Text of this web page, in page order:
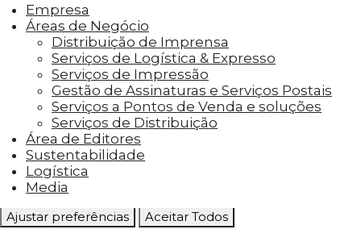
funcionalidades, como compartilhar o
conteúdo do site em plataformas de social
media, coletar feedbacks e outros recursos de
terceiros.
Cookies Marketing
Os cookies de marketing são usados para
entregar aos visitantes anúncios
personalizados com base nas páginas que eles
visitaram antes e analisar a eficácia da
campanha publicitária.
Ajustar preferências Aceitar Todos
Empresa
Áreas de Negócio
Distribuição de Imprensa
Serviços de Logística & Expresso
Serviços de Impressão
Gestão de Assinaturas e Serviços Postais
Serviços a Pontos de Venda e soluções
Serviços de Distribuição
Área de Editores
Sustentabilidade
Logística
Media